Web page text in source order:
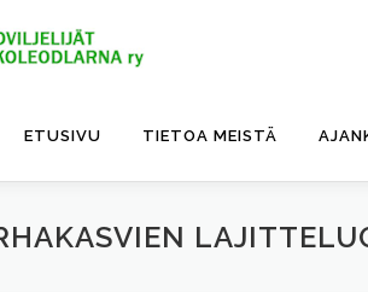
ETUSIVU TIETOA MEISTÄ